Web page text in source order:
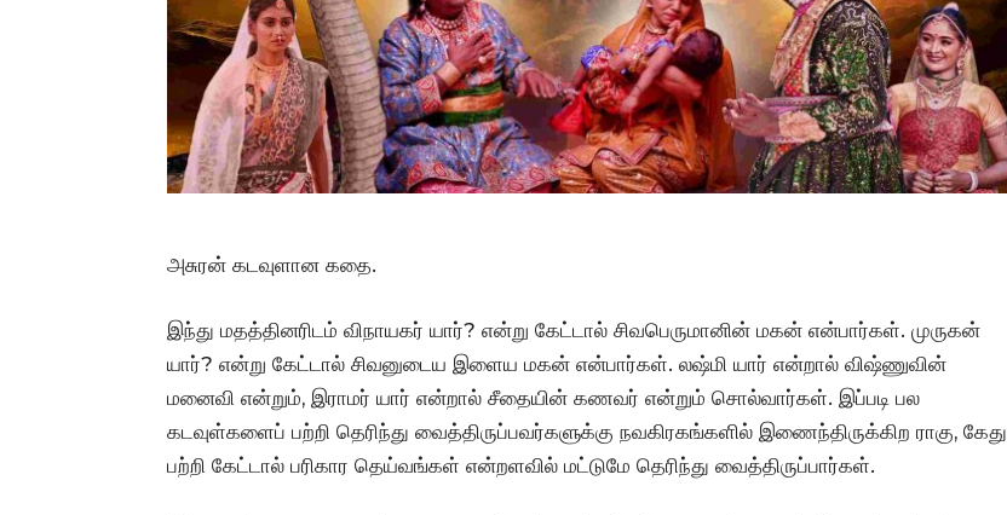
அசுரன் கடவுளான கதை.
இந்து மதத்தினரிடம் விநாயகர் யார்? என்று கேட்டால் சிவபெருமானின் மகன் என்பார்கள். முருகன்
யார்? என்று கேட்டால் சிவனுடைய இளைய மகன் என்பார்கள். லஷ்மி யார் என்றால் விஷ்ணுவின்
மனைவி என்றும், இராமர் யார் என்றால் சீதையின் கணவர் என்றும் சொல்வார்கள். இப்படி பல
கடவுள்களைப் பற்றி தெரிந்து வைத்திருப்பவர்களுக்கு நவகிரகங்களில் இணைந்திருக்கிற ராகு, கேது
பற்றி கேட்டால் பரிகார தெய்வங்கள் என்றளவில் மட்டுமே தெரிந்து வைத்திருப்பார்கள்.